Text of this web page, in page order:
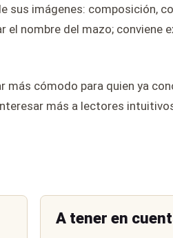
sus imágenes: composición,
nombre del mazo; conviene
cómodo para quien ya
más a lectores
A tener en